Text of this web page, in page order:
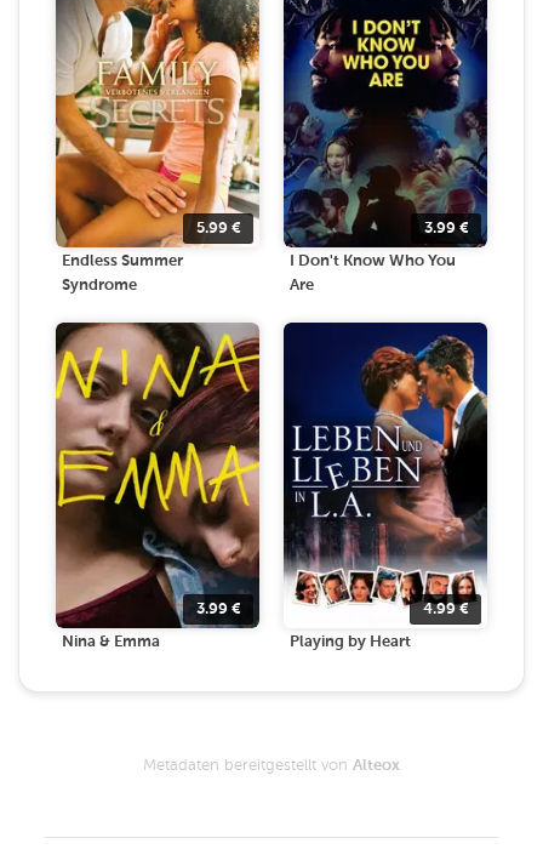
5.99 €
Endless Summer
Syndrome
3.99 €
I Don't Know Who You
Are
3.99 €
Nina & Emma
4.99€
Playing by Heart
Metadaten bereitgestellt von Alteox